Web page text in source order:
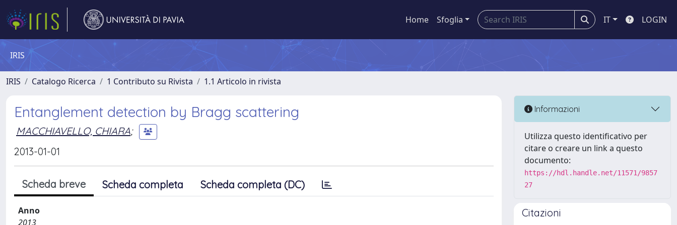
Home Sfoglia IT LOGIN
IRIS
IRIS Catalogo Ricerca 1 Contributo su Rivista 1.1 Articolo in rivista
Entanglement detection by Bragg scattering
MACCHIAVELLO, CHIARA;
2013-01-01
Scheda breve Scheda completa Scheda completa (DC)
Anno
2013
Informazioni
Utilizza questo identificativo per
citare o creare un link a questo
documento:
https://hdl.handle.net/11571/9857
27
Citazioni